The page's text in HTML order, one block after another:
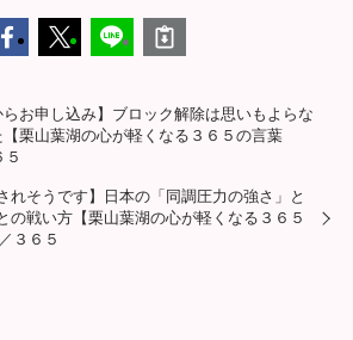
らお申し込み】ブロック解除は思いもよらな
栗山葉湖の心が軽くなる３６５の言葉
れそうです】日本の「同調圧力の強さ」と
の戦い方【栗山葉湖の心が軽くなる３６５
３６５